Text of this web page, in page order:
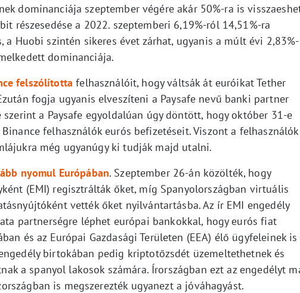
dominanciája szeptember végére akár 50%-ra is
részesedése a 2022. szeptemberi 6,19%-ról 14,51%-ra
a Huobi szintén sikeres évet zárhat, ugyanis a múlt évi 2,83%-
dominanciája.
felszólította felhasználóit, hogy váltsák át euróikat Tether
fogja ugyanis elveszíteni a Paysafe nevű banki partner
a Paysafe egyoldalúan úgy döntött, hogy október 31-e
felhasználók eurós befizetéseit. Viszont a felhasználók
még ugyanúgy ki tudják majd utalni.
nyomul Európában. Szeptember 26-án közölték, hogy
(EMI) regisztrálták őket, míg Spanyolországban virtuális
vették őket nyilvántartásba. Az ír EMI engedély
partnerségre léphet európai bankokkal, hogy eurós fiat
és az Európai Gazdasági Területen (EEA) élő ügyfeleinek is
birtokában pedig kriptotőzsdét üzemeltethetnek és
a spanyol lakosok számára. Írországban ezt az engedélyt
is megszerezték ugyanezt a jóváhagyást.